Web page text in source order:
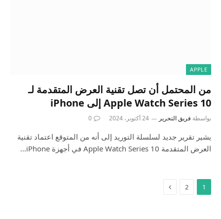
APPLE
من المحتمل أن تصل تقنية العرض المتقدمة لـ
Apple Watch Series 10 إلى iPhone
بواسطة فريق التحرير 24 أكتوبر، 2024 0
يشير تقرير جديد لسلسلة التوريد إلى أنه من المتوقع اعتماد تقنية
العرض المتقدمة Apple Watch Series 10 في أجهزة iPhone…
1
2